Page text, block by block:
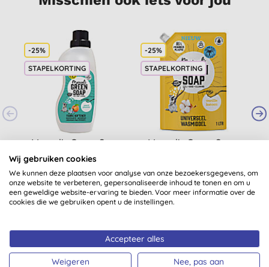
-25%
STAPELKORTING
Marcel's Green Soap
Wasverzachter Perzik
& Jasmijn
( 16)
€ 3,45 KOPEN
-25%
STAPELKORTING
Marcel's Green Soap
Vanille & Katoen
(26)
€ 7,31 KOPEN
Wij gebruiken cookies
We kunnen deze plaatsen voor analyse van onze bezoekersgegevens, om
onze website te verbeteren, gepersonaliseerde inhoud te tonen en om u
een geweldige website-ervaring te bieden. Voor meer informatie over de
cookies die we gebruiken opent u de instellingen.
Accepteer alles
Weigeren Nee, pas aan